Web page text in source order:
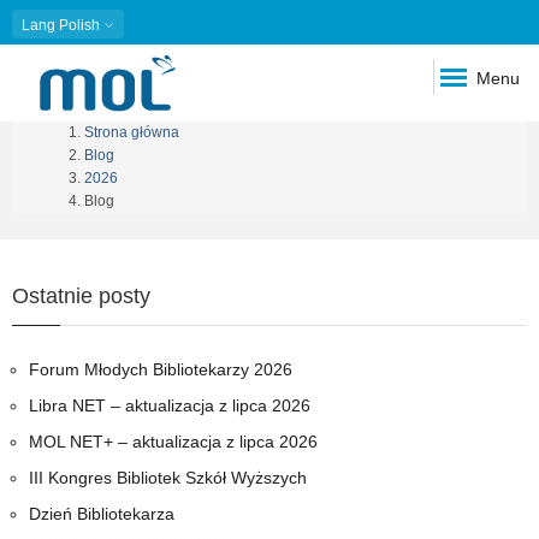
Lang Polish
Menu
Ścieżka
nawigacyjna
Strona główna
Blog
2026
Blog
Ostatnie posty
Forum Młodych Bibliotekarzy 2026
Libra NET – aktualizacja z lipca 2026
MOL NET+ – aktualizacja z lipca 2026
III Kongres Bibliotek Szkół Wyższych
Dzień Bibliotekarza